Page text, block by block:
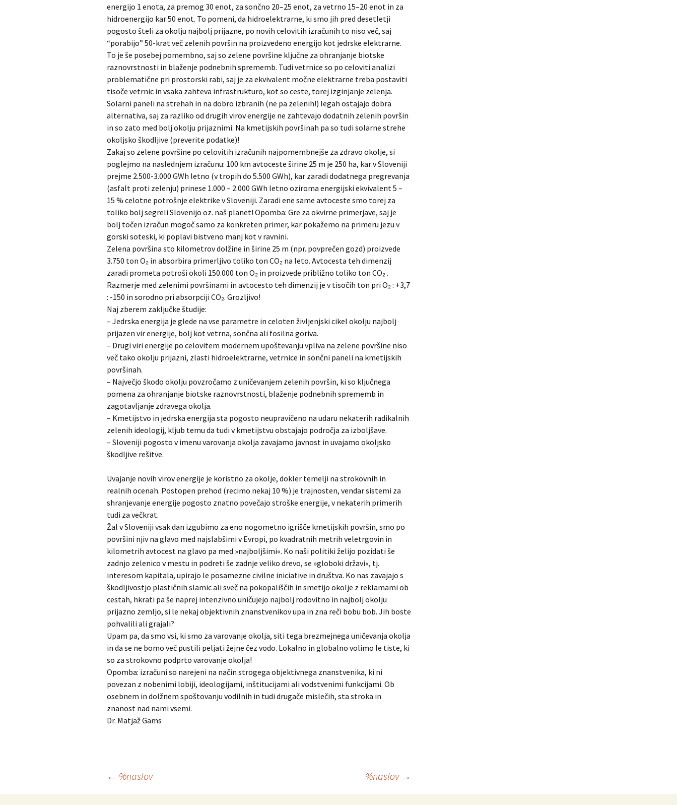
energijo 1 enota, za premog 30 enot, za sončno 20–25 enot, za vetrno 15–20 enot in za
hidroenergijo kar 50 enot. To pomeni, da hidroelektrarne, ki smo jih pred desetletji
pogosto šteli za okolju najbolj prijazne, po novih celovitih izračunih to niso več, saj
“porabijo” 50-krat več zelenih površin na proizvedeno energijo kot jedrske elektrarne.
To je še posebej pomembno, saj so zelene površine ključne za ohranjanje biotske
raznovrstnosti in blaženje podnebnih sprememb. Tudi vetrnice so po celoviti analizi
problematične pri prostorski rabi, saj je za ekvivalent močne elektrarne treba postaviti
tisoče vetrnic in vsaka zahteva infrastrukturo, kot so ceste, torej izginjanje zelenja.
Solarni paneli na strehah in na dobro izbranih (ne pa zelenih!) legah ostajajo dobra
alternativa, saj za razliko od drugih virov energije ne zahtevajo dodatnih zelenih površin
in so zato med bolj okolju prijaznimi. Na kmetijskih površinah pa so tudi solarne strehe
okoljsko škodljive (preverite podatke)!
Zakaj so zelene površine po celovitih izračunih najpomembnejše za zdravo okolje, si
poglejmo na naslednjem izračunu: 100 km avtoceste širine 25 m je 250 ha, kar v Sloveniji
prejme 2.500-3.000 GWh letno (v tropih do 5.500 GWh), kar zaradi dodatnega pregrevanja
(asfalt proti zelenju) prinese 1.000 – 2.000 GWh letno oziroma energijski ekvivalent 5 –
15 % celotne potrošnje elektrike v Sloveniji. Zaradi ene same avtoceste smo torej za
toliko bolj segreli Slovenijo oz. naš planet! Opomba: Gre za okvirne primerjave, saj je
bolj točen izračun mogoč samo za konkreten primer, kar pokažemo na primeru jezu v
gorski soteski, ki poplavi bistveno manj kot v ravnini.
Zelena površina sto kilometrov dolžine in širine 25 m (npr. povprečen gozd) proizvede
3.750 ton O₂ in absorbira primerljivo toliko ton CO₂ na leto. Avtocesta teh dimenzij
zaradi prometa potroši okoli 150.000 ton O₂ in proizvede približno toliko ton CO₂ .
Razmerje med zelenimi površinami in avtocesto teh dimenzij je v tisočih ton pri O₂ : +3,7
: -150 in sorodno pri absorpciji CO₂. Grozljivo!
Naj zberem zaključke študije:
– Jedrska energija je glede na vse parametre in celoten življenjski cikel okolju najbolj
prijazen vir energije, bolj kot vetrna, sončna ali fosilna goriva.
– Drugi viri energije po celovitem modernem upoštevanju vpliva na zelene površine niso
več tako okolju prijazni, zlasti hidroelektrarne, vetrnice in sončni paneli na kmetijskih
površinah.
– Največjo škodo okolju povzročamo z uničevanjem zelenih površin, ki so ključnega
pomena za ohranjanje biotske raznovrstnosti, blaženje podnebnih sprememb in
zagotavljanje zdravega okolja.
– Kmetijstvo in jedrska energija sta pogosto neupravičeno na udaru nekaterih radikalnih
zelenih ideologij, kljub temu da tudi v kmetijstvu obstajajo področja za izboljšave.
– Sloveniji pogosto v imenu varovanja okolja zavajamo javnost in uvajamo okoljsko
škodljive rešitve.
Uvajanje novih virov energije je koristno za okolje, dokler temelji na strokovnih in
realnih ocenah. Postopen prehod (recimo nekaj 10 %) je trajnosten, vendar sistemi za
shranjevanje energije pogosto znatno povečajo stroške energije, v nekaterih primerih
tudi za večkrat.
Žal v Sloveniji vsak dan izgubimo za eno nogometno igrišče kmetijskih površin, smo po
površini njiv na glavo med najslabšimi v Evropi, po kvadratnih metrih veletrgovin in
kilometrih avtocest na glavo pa med »najboljšimi«. Ko naši politiki želijo pozidati še
zadnjo zelenico v mestu in podreti še zadnje veliko drevo, se »globoki državi«, tj.
interesom kapitala, upirajo le posamezne civilne iniciative in društva. Ko nas zavajajo s
škodljivostjo plastičnih slamic ali sveč na pokopališčih in smetijo okolje z reklamami ob
cestah, hkrati pa še naprej intenzivno uničujejo najbolj rodovitno in najbolj okolju
prijazno zemljo, si le nekaj objektivnih znanstvenikov upa in zna reči bobu bob. Jih boste
pohvalili ali grajali?
Upam pa, da smo vsi, ki smo za varovanje okolja, siti tega brezmejnega uničevanja okolja
in da se ne bomo več pustili peljati žejne čez vodo. Lokalno in globalno volimo le tiste, ki
so za strokovno podprto varovanje okolja!
Opomba: izračuni so narejeni na način strogega objektivnega znanstvenika, ki ni
povezan z nobenimi lobiji, ideologijami, inštitucijami ali vodstvenimi funkcijami. Ob
osebnem in dolžnem spoštovanju vodilnih in tudi drugače mislečih, sta stroka in
znanost nad nami vsemi.
Dr. Matjaž Gams
po
← %naslov %naslov →